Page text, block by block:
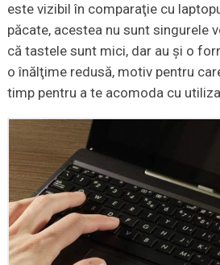
este vizibil în comparaţie cu
păcate, acestea nu sunt singurele
că tastele sunt mici, dar au şi o
o înălţime redusă, motiv pentru
timp pentru a te acomoda cu